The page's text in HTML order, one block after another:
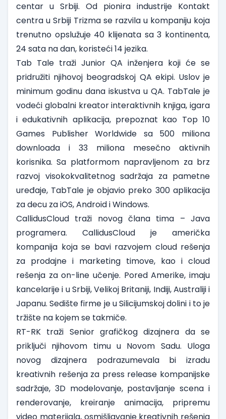
centar u Srbiji. Od pionira industrije Kontakt
centra u Srbiji Trizma se razvila u kompaniju koja
trenutno opslužuje 40 klijenata sa 3 kontinenta,
24 sata na dan, koristeći 14 jezika.
Tab Tale traži Junior QA inženjera koji će se
pridružiti njihovoj beogradskoj QA ekipi. Uslov je
minimum godinu dana iskustva u QA. TabTale je
vodeći globalni kreator interaktivnih knjiga, igara
i edukativnih aplikacija, prepoznat kao Top 10
Games Publisher Worldwide sa 500 miliona
downloada i 33 miliona mesečno aktivnih
korisnika. Sa platformom napravljenom za brz
razvoj visokokvalitetnog sadržaja za pametne
uređaje, TabTale je objavio preko 300 aplikacija
za decu za iOS, Android i Windows.
CallidusCloud traži novog člana tima – Java
programera. CallidusCloud je američka
kompanija koja se bavi razvojem cloud rešenja
za prodajne i marketing timove, kao i cloud
rešenja za on-line učenje. Pored Amerike, imaju
kancelarije i u Srbiji, Velikoj Britaniji, Indiji, Australiji i
Japanu. Sedište firme je u Silicijumskoj dolini i to je
tržište na kojem se takmiče.
RT-RK traži Senior grafičkog dizajnera da se
priključi njihovom timu u Novom Sadu. Uloga
novog dizajnera podrazumevala bi izradu
kreativnih rešenja za press release kompanijske
sadržaje, 3D modelovanje, postavljanje scena i
renderovanje, kreiranje animacija, pripremu